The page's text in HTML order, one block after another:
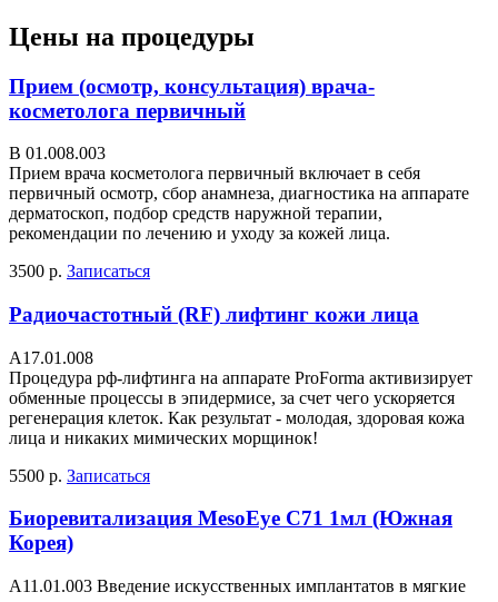
Цены на процедуры
Прием (осмотр, консультация) врача-
косметолога первичный
В 01.008.003
Прием врача косметолога первичный включает в себя
первичный осмотр, сбор анамнеза, диагностика на аппарате
дерматоскоп, подбор средств наружной терапии,
рекомендации по лечению и уходу за кожей лица.
3500 р. Записаться
Радиочастотный (RF) лифтинг кожи лица
A17.01.008
Процедура рф-лифтинга на аппарате ProForma активизирует
обменные процессы в эпидермисе, за счет чего ускоряется
регенерация клеток. Как результат - молодая, здоровая кожа
лица и никаких мимических морщинок!
5500 р. Записаться
Биоревитализация MesoEye C71 1мл (Южная
Корея)
A11.01.003 Введение искусственных имплантатов в мягкие